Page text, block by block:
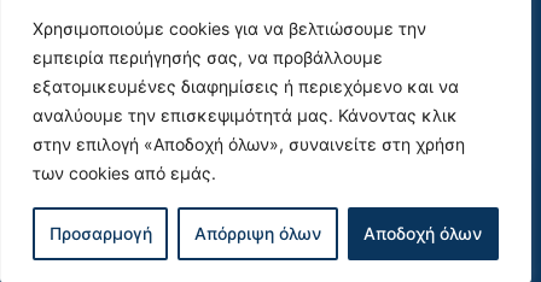
Χρησιμοποιούμε cookies για να βελτιώσουμε την
εμπειρία περιήγησής σας, να προβάλλουμε
εξατομικευμένες διαφημίσεις ή περιεχόμενο και να
αναλύουμε την επισκεψιμότητά μας. Κάνοντας κλικ
στην επιλογή «Αποδοχή όλων», συναινείτε στη χρήση
των cookies από εμάς.
Προσαρμογή Απόρριψη όλων Αποδοχή όλων
Social Media
© 2026|Όροι Χρήσης & Πολιτική Απορρήτου |
Σχεδιασμός και υλοποίηση από την Crowdpolicy